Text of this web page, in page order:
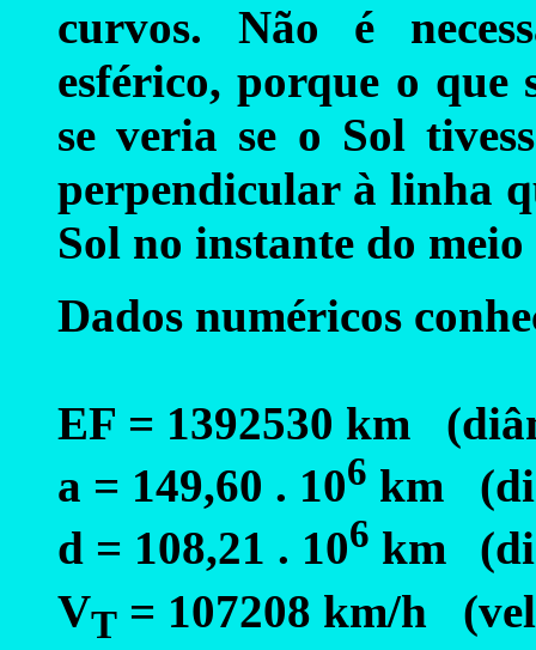
curvos. Não é
esférico, porque o que
se veria se o Sol
perpendicular à linha
Sol no instante do
Dados numéricos
EF = 1392530 km
a = 149,60 . 106 km
d = 108,21 . 106 km
VT = 107208 km/h